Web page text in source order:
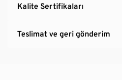
Kalite Sertifikaları
Teslimat ve geri gönderim